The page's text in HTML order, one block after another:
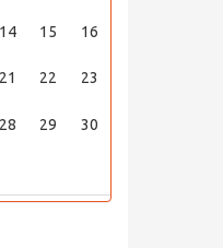
14 15 16
21 22 23
28 29 30